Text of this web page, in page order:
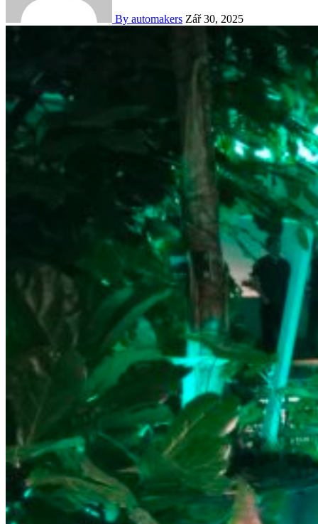
By automakers Zář 30, 2025